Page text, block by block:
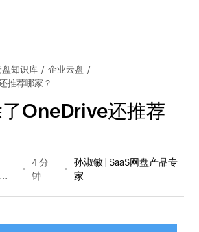
知识库 / 企业云盘 /
推荐哪家？
OneDrive还推荐
4 分
钟
孙淑敏 | SaaS网盘产品专
家